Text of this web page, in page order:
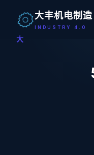
大
大丰机电制造
INDUSTRY 4.0